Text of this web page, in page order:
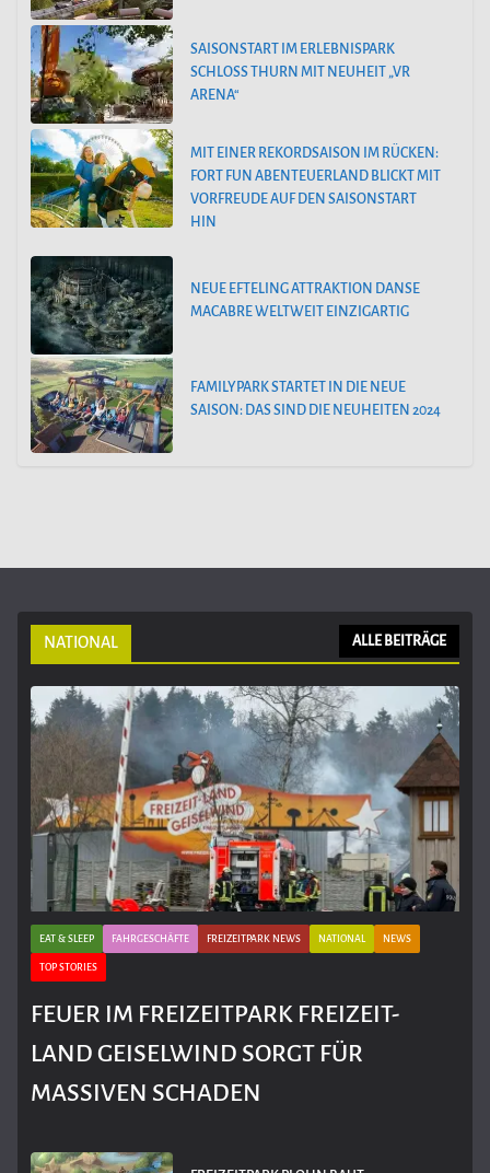
SAISONSTART IM ERLEBNISPARK
SCHLOSS THURN MIT NEUHEIT „VR
ARENA“
MIT EINER REKORDSAISON IM RÜCKEN:
FORT FUN ABENTEUERLAND BLICKT MIT
VORFREUDE AUF DEN SAISONSTART
HIN
NEUE EFTELING ATTRAKTION DANSE
MACABRE WELTWEIT EINZIGARTIG
FAMILYPARK STARTET IN DIE NEUE
SAISON: DAS SIND DIE NEUHEITEN 2024
NATIONAL ALLE BEITRÄGE
EAT & SLEEP FAHRGESCHÄFTE FREIZEITPARK NEWS NATIONAL NEWS
TOP STORIES
FEUER IM FREIZEITPARK FREIZEIT-
LAND GEISELWIND SORGT FÜR
MASSIVEN SCHADEN